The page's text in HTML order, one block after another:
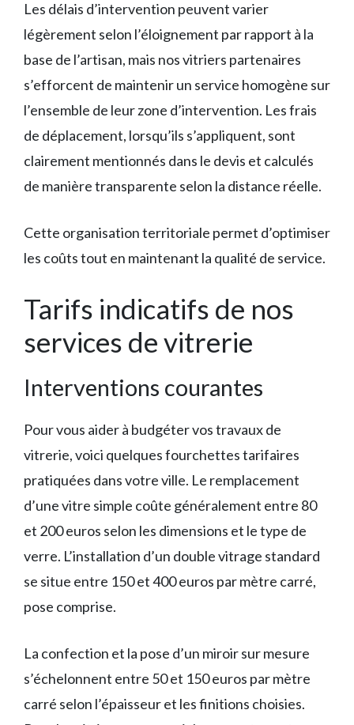
Les délais d’intervention peuvent varier
légèrement selon l’éloignement par rapport à la
base de l’artisan, mais nos vitriers partenaires
s’efforcent de maintenir un service homogène sur
l’ensemble de leur zone d’intervention. Les frais
de déplacement, lorsqu’ils s’appliquent, sont
clairement mentionnés dans le devis et calculés
de manière transparente selon la distance réelle.
Cette organisation territoriale permet d’optimiser
les coûts tout en maintenant la qualité de service.
Tarifs indicatifs de nos
services de vitrerie
Interventions courantes
Pour vous aider à budgéter vos travaux de
vitrerie, voici quelques fourchettes tarifaires
pratiquées dans votre ville. Le remplacement
d’une vitre simple coûte généralement entre 80
et 200 euros selon les dimensions et le type de
verre. L’installation d’un double vitrage standard
se situe entre 150 et 400 euros par mètre carré,
pose comprise.
La confection et la pose d’un miroir sur mesure
s’échelonnent entre 50 et 150 euros par mètre
carré selon l’épaisseur et les finitions choisies.